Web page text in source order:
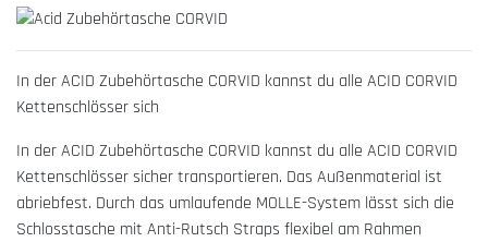
In der ACID Zubehörtasche CORVID kannst du alle ACID CORVID
Kettenschlösser sich
In der ACID Zubehörtasche CORVID kannst du alle ACID CORVID
Kettenschlösser sicher transportieren. Das Außenmaterial ist
abriebfest. Durch das umlaufende MOLLE-System lässt sich die
Schlosstasche mit Anti-Rutsch Straps flexibel am Rahmen